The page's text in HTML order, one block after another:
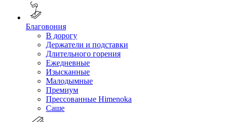
Благовония
В дорогу
Держатели и подставки
Длительного горения
Ежедневные
Изысканные
Малодымные
Премиум
Прессованные Himenoka
Саше